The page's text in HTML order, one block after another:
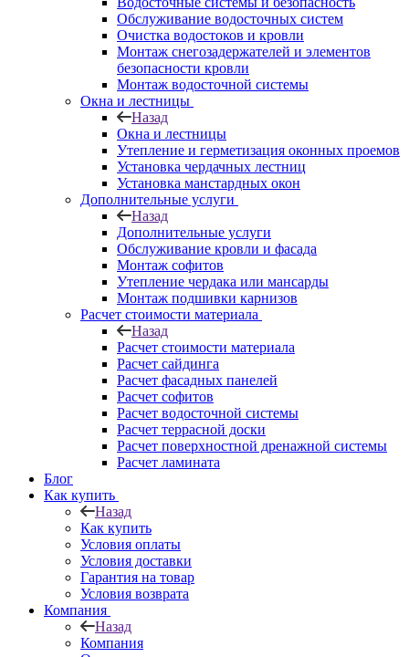
Обслуживание водосточных систем
Очистка водостоков и кровли
Монтаж снегозадержателей и элементов
безопасности кровли
Монтаж водосточной системы
Окна и лестницы
Назад
Окна и лестницы
Утепление и герметизация оконных проемов
Установка чердачных лестниц
Установка манстардных окон
Дополнительные услуги
Назад
Дополнительные услуги
Обслуживание кровли и фасада
Монтаж софитов
Утепление чердака или мансарды
Монтаж подшивки карнизов
Расчет стоимости материала
Назад
Расчет стоимости материала
Расчет сайдинга
Расчет фасадных панелей
Расчет софитов
Расчет водосточной системы
Расчет террасной доски
Расчет поверхностной дренажной системы
Расчет ламината
Блог
Как купить
Назад
Как купить
Условия оплаты
Условия доставки
Гарантия на товар
Условия возврата
Компания
Назад
Компания